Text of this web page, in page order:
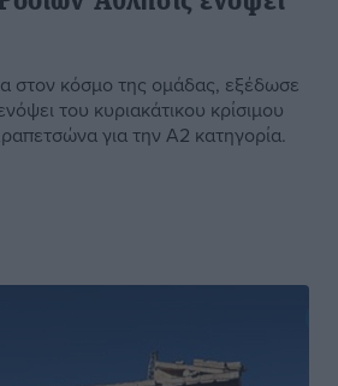
στον κόσμο της ομάδας, εξέδωσε
του κυριακάτικου κρίσιμου
για την Α2 κατηγορία.